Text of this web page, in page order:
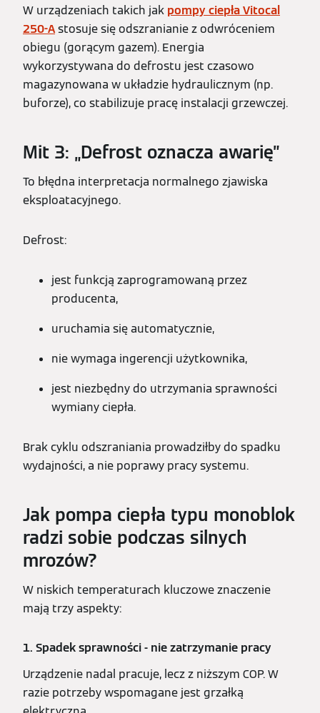
W urządzeniach takich jak pompy ciepła Vitocal
250-Astosuje się odszranianie z odwróceniem
obiegu (gorącym gazem). Energia
wykorzystywana do defrostu jest czasowo
magazynowana w układzie hydraulicznym (np.
buforze), co stabilizuje pracę instalacji grzewczej.
Mit 3: „Defrost oznacza awarię”
To błędna interpretacja normalnego zjawiska
eksploatacyjnego.
Defrost:
jest funkcją zaprogramowaną przez
producenta,
uruchamia się automatycznie,
nie wymaga ingerencji użytkownika,
jest niezbędny do utrzymania sprawności
wymiany ciepła.
Brak cyklu odszraniania prowadziłby do spadku
wydajności, a nie poprawy pracy systemu.
Jak pompa ciepła typu monoblok
radzi sobie podczas silnych
mrozów?
W niskich temperaturach kluczowe znaczenie
mają trzy aspekty:
1. Spadek sprawności - nie zatrzymanie pracy
Urządzenie nadal pracuje, lecz z niższym COP. W
razie potrzeby wspomagane jest grzałką